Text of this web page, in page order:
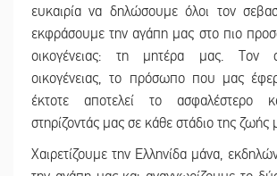
ευκαιρία να δηλώσουμε όλοι τον
εκφράσουμε την αγάπη μας στο πιο
οικογένειας: τη μητέρα μας. Τον
οικογένειας, το πρόσωπο που μας
έκτοτε αποτελεί το ασφαλέστερο
στηρίζοντάς μας σε κάθε στάδιο της ζωής
Χαιρετίζουμε την Ελληνίδα μάνα,